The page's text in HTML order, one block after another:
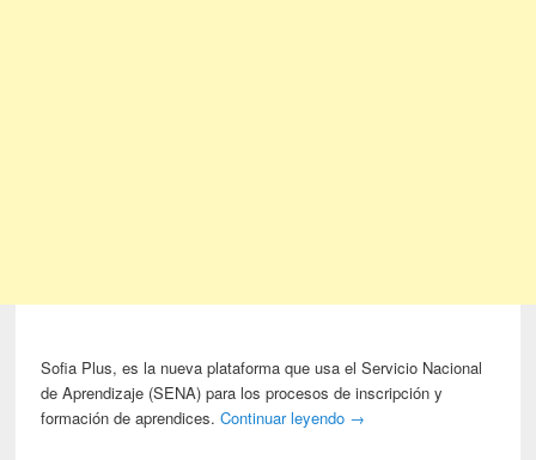
Sofia Plus, es la nueva plataforma que usa el Servicio Nacional
de Aprendizaje (SENA) para los procesos de inscripción y
formación de aprendices.Continuar leyendo →